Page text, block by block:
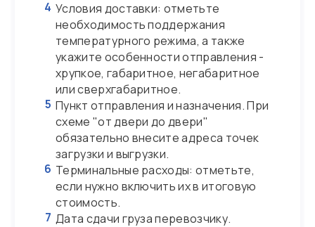
4 Условия доставки: отметьте
необходимость поддержания
температурного режима, а также
укажите особенности отправления -
хрупкое, габаритное, негабаритное
или сверхгабаритное.
5 Пункт отправления и назначения. При
схеме "от двери до двери"
обязательно внесите адреса точек
загрузки и выгрузки.
6 Терминальные расходы: отметьте,
если нужно включить их в итоговую
стоимость.
7 Дата сдачи груза перевозчику.